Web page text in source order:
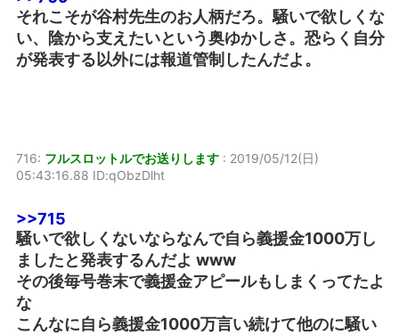
それこそが谷村先生のお人柄だろ。騒いで欲しくな
い、陰から支えたいという奥ゆかしさ。恐らく自分
が発表する以外には報道管制したんだよ。
716: フルスロットルでお送りします : 2019/05/12(日)
05:43:16.88 ID:qObzDlht
>>715
騒いで欲しくないならなんで自ら義援金1000万し
ましたと発表するんだよ www
その後毎号巻末で義援金アピールもしまくってたよ
な
こんなに自ら義援金1000万言い続けて他のに騒い